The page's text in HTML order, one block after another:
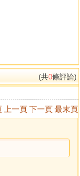
(共0條評論)
上一頁 下一頁 最末頁